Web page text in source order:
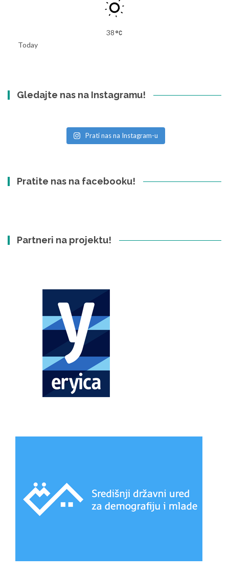
38
Today
Gledajte nas na Instagramu!
Prati nas na Instagram-u
Pratite nas na facebooku!
Partneri na projektu!